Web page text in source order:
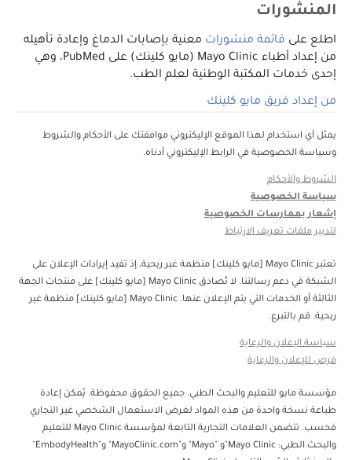
المنشورات
اطلع على قائمة منشورات معنية بإصابات الدماغ وإعادة تأهيله
من إعداد أطباء Mayo Clinic (مايو كلينك) على PubMed، وهي
إحدى خدمات المكتبة الوطنية لعلم الطب.
من إعداد فريق مايو كلينك
يمثل أي استخدام لهذا الموقع الإليكتروني موافقتك على الأحكام والشروط
وسياسة الخصوصية في الرابط الإليكتروني أدناه.
الشروط والأحكام
سياسة الخصوصية
إشعار بممارسات الخصوصية
لتدبير ملفات تعريف الارتباط
تعتبر Mayo Clinic [مايو كلينك] منظمة غبر ربحية، إذ تفيد إيرادات الإعلان على
الشبكة في دعم رسالتنا. لا تُصادق Mayo Clinic [مايو كلينك] على منتجات الجهة
الثالثة أو الخدمات التي يتم الإعلان عنها. Mayo Clinic [مايو كلينك] منظمة غير
ربحية. قم بالتبرع.
سياسة الإعلان والرعاية
فرص للإعلان والرعاية
مؤسسة مايو للتعليم والبحث الطبي. جميع الحقوق محفوظة. يُمكن إعادة
طباعة نسخة واحدة من هذه المواد لغرض الاستعمال الشخصي غير التجاري
فحسب. تتضمن العلامات التجارية التابعة لمؤسسة Mayo Clinic للتعليم
والبحث الطبي: Mayo Clinic"و "Mayo" و"MayoClinic.com" و"EmbodyHealth"